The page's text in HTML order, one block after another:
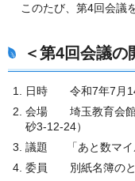
このたび、第4回会議
＜第4回会議の
日時 令和7年7月14
会場 埼玉教育会館
砂3-12-24）
議題 「あと数マイ
委員 別紙名簿のと